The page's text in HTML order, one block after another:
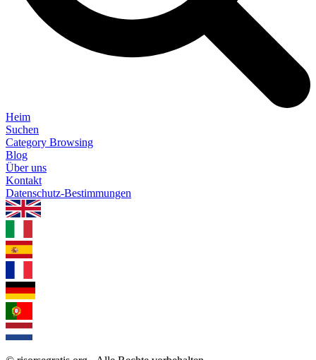
Heim
Suchen
Category Browsing
Blog
Über uns
Kontakt
Datenschutz-Bestimmungen